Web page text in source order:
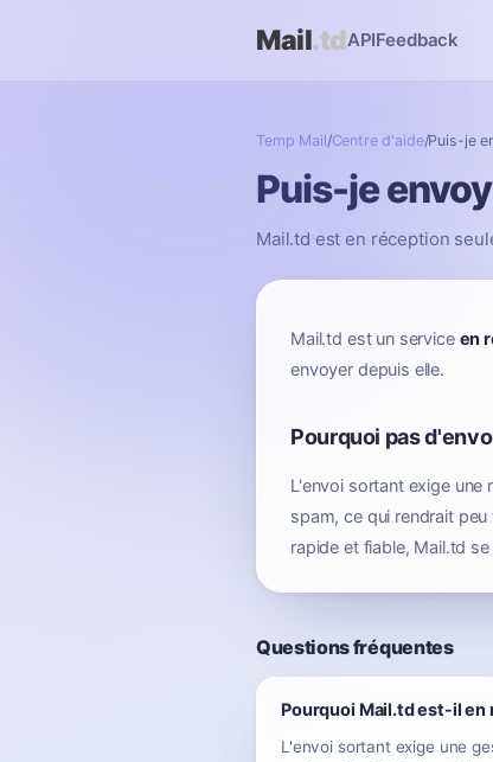
Mail.tdAPIFeedback
Temp Mail/Centre d'aide/Puis-je
Puis-je
Mail.td est en réception
Mail.td est un service en
envoyer depuis elle.
Pourquoi pas
L'envoi sortant exige
spam, ce qui rendrait
rapide et fiable, Mail.td
Questions fréquentes
Pourquoi Mail.td est-il en
L'envoi sortant exige une